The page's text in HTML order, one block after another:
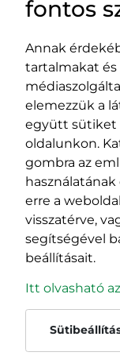
400029
Fürdő (Card.
tel/fax:
email:
fontos
Annak
tartalmakat és
elemezzük a
együtt sütiket
oldalunkon.
gombra az
használatának
erre a
visszatérve,
segítségével
beállításait.
Itt olvasható